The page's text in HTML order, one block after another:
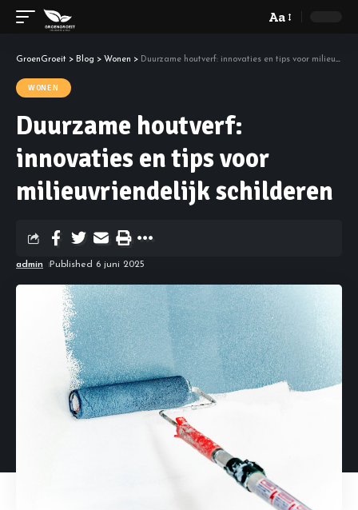
Aa
GroenGroeit > Blog > Wonen > Duurzame houtverf: innovaties en tips voor milieuvriendelijk schilderen
WONEN
Duurzame houtverf:
innovaties en tips voor
milieuvriendelijk schilderen
admin Published 6 juni 2025